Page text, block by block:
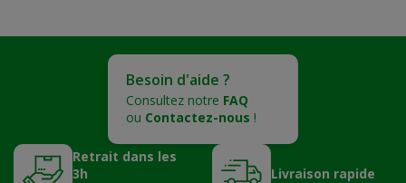
Besoin d'aide ?
Consultez notre FAQ
ou Contactez-nous !
Retrait dans les
3h
Livraison rapide